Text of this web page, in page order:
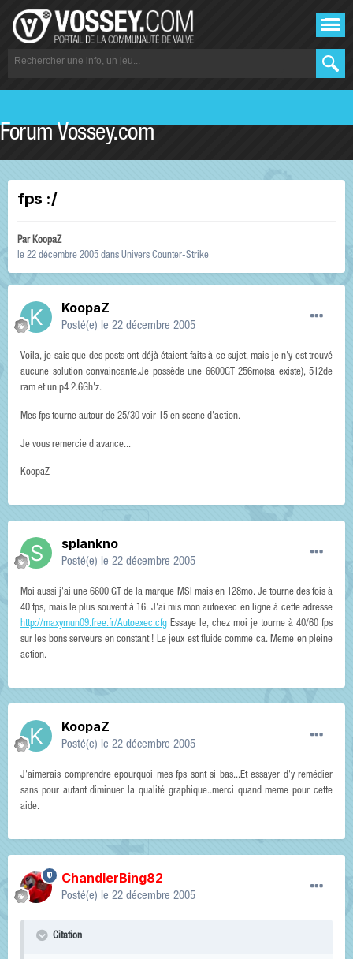
Forum Vossey.com
fps :/
ParKoopaZ
le 22 décembre 2005 dans Univers Counter-Strike
KoopaZ
Posté(e) le 22 décembre 2005
Voila, je sais que des posts ont déjà étaient faits à ce sujet, mais je n'y est trouvé
aucune solution convaincante.Je possède une 6600GT 256mo(sa existe), 512de
ram et un p4 2.6Gh'z.
Mes fps tourne autour de 25/30 voir 15 en scene d'action.
Je vous remercie d'avance...
KoopaZ
splankno
Posté(e) le 22 décembre 2005
Moi aussi j'ai une 6600 GT de la marque MSI mais en 128mo. Je tourne des fois à
40 fps, mais le plus souvent à 16. J'ai mis mon autoexec en ligne à cette adresse
http://maxymun09.free.fr/Autoexec.cfg Essaye le, chez moi je tourne à 40/60 fps
sur les bons serveurs en constant ! Le jeux est fluide comme ca. Meme en pleine
action.
KoopaZ
Posté(e) le 22 décembre 2005
J'aimerais comprendre epourquoi mes fps sont si bas...Et essayer d'y remédier
sans pour autant diminuer la qualité graphique..merci quand meme pour cette
aide.
ChandlerBing82
Posté(e) le 22 décembre 2005
Citation